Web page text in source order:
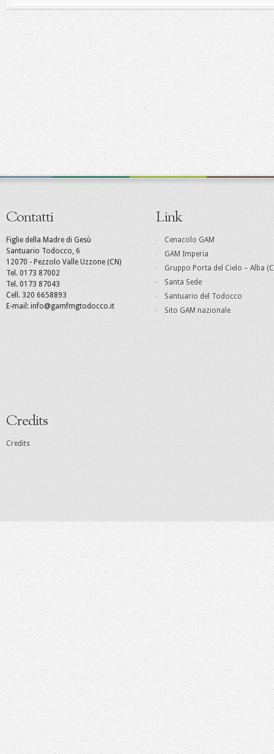
Contatti
Figlie della Madre di Gesù
Santuario Todocco, 6
12070 - Pezzolo Valle Uzzone (CN)
Tel. 0173 87002
Tel. 0173 87043
Cell. 320 6658893
E-mail: info@gamfmgtodocco.it
Link
Cenacolo GAM
GAM Imperia
Gruppo Porta del Cielo – Alba
Santa Sede
Santuario del Todocco
Sito GAM nazionale
Credits
Credits